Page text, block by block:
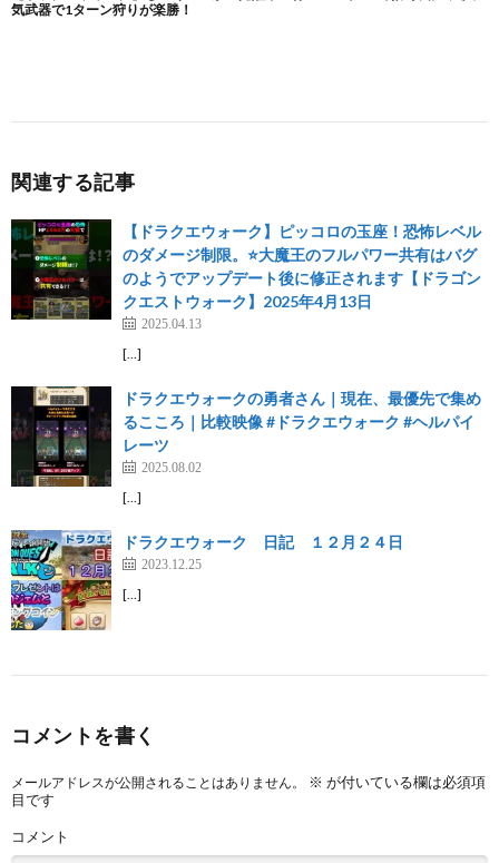
関連する記事
【ドラクエウォーク】ピッコロの玉座！恐怖レベル
のダメージ制限。⭐️大魔王のフルパワー共有はバグ
のようでアップデート後に修正されます【ドラゴン
クエストウォーク】2025年4月13日
2025.04.13
[…]
ドラクエウォークの勇者さん｜現在、最優先で集め
るこころ｜比較映像 #ドラクエウォーク #ヘルパイ
レーツ
2025.08.02
[…]
ドラクエウォーク 日記 １２月２４日
2023.12.25
[…]
コメントを書く
メールアドレスが公開されることはありません。 ※ が付いている欄は必須項
目です
コメント